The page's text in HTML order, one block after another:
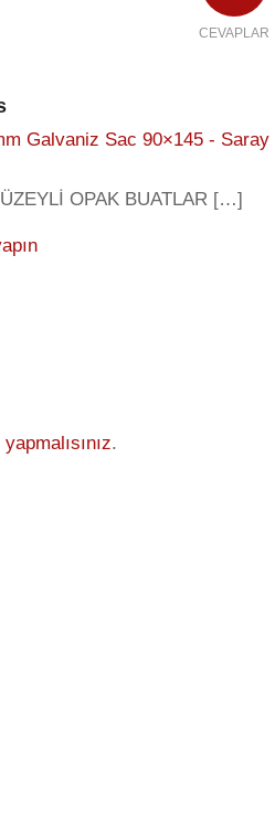
CEVAPLAR
Galvaniz Sac 90×145 -
OPAK BUATLAR […]
.